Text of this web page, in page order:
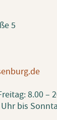
5
8.00 –
bis